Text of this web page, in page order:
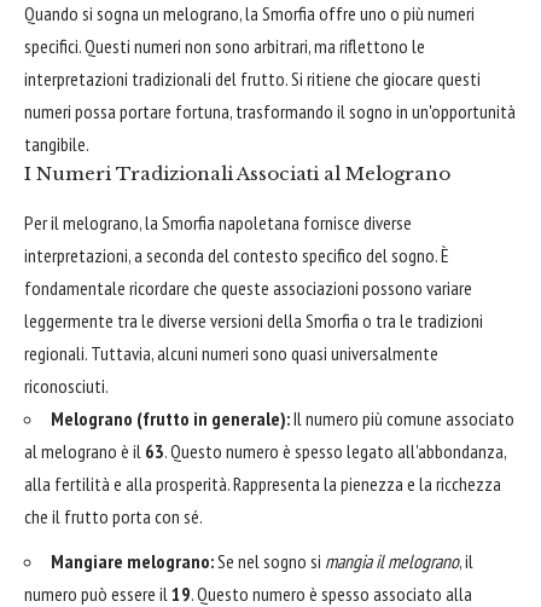
Quando si sogna un melograno, la Smorfia offre uno o più numeri
specifici. Questi numeri non sono arbitrari, ma riflettono le
interpretazioni tradizionali del frutto. Si ritiene che giocare questi
numeri possa portare fortuna, trasformando il sogno in un'opportunità
tangibile.
I Numeri Tradizionali Associati al Melograno
Per il melograno, la Smorfia napoletana fornisce diverse
interpretazioni, a seconda del contesto specifico del sogno. È
fondamentale ricordare che queste associazioni possono variare
leggermente tra le diverse versioni della Smorfia o tra le tradizioni
regionali. Tuttavia, alcuni numeri sono quasi universalmente
riconosciuti.
Melograno (frutto in generale):Il numero più comune associato
al melograno è il 63. Questo numero è spesso legato all'abbondanza,
alla fertilità e alla prosperità. Rappresenta la pienezza e la ricchezza
che il frutto porta con sé.
Mangiare melograno:Se nel sogno si mangia il melograno, il
numero può essere il 19. Questo numero è spesso associato alla